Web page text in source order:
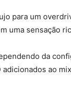
para um
uma sensação
da
ao